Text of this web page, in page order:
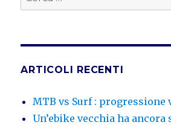
ARTICOLI RECENTI
MTB vs Surf : progressione
Un’ebike vecchia ha ancora